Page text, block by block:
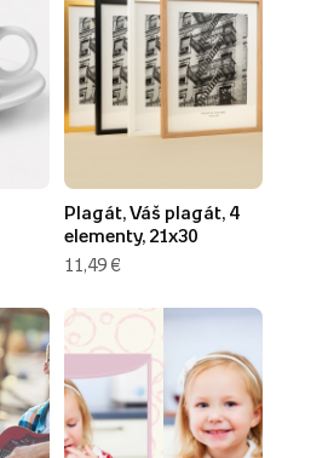
Plagát, Váš plagát, 4
elementy, 21x30
11,49 €